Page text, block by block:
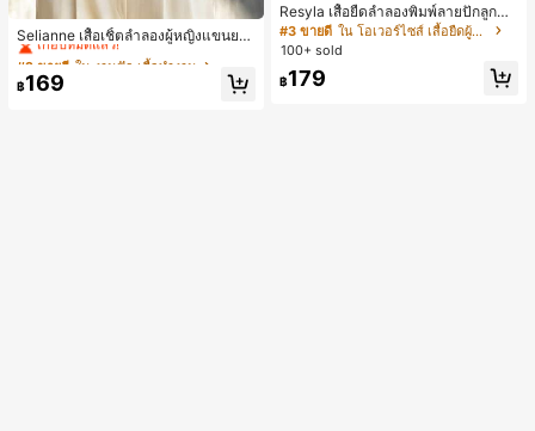
Selianne เสื้อเชิ้ตลำลองผู้หญิงแขนยา
ว คอวีเว้า ลายดอกไม้
#2 ขายดี
ใน งานปัก เสื้อทำงาน
เกือบหมดแล้ว!
#2 ขายดี ใน งานปัก เสื้อทำงาน
เกือบหมดแล้ว!
#2 ขายดี ใน งานปัก เสื้อทำงาน
เกือบหมดแล้ว!
#2 ขายดี
฿169
Resyla เสื้อยืดลำลองพิมพ์ลายปักลูกปัด
รูปโบว์ขนาดใหญ่สำหรับผู้หญิง
#3 ขายดี
ใน โอเวอร์ไซส์ เสื้อยืดผู้หญิง
100+ sold
฿179